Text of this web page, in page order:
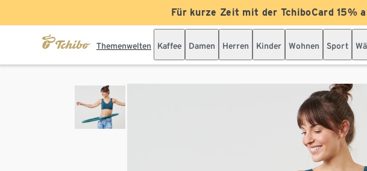
Für kurze Zeit mit der TchiboCard 15%
Themenwelten Kaffee Damen Herren Kinder Wohnen Sport